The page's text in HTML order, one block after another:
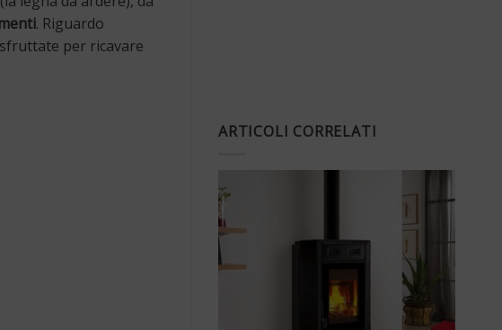
. Riguardo
per ricavare
ARTICOLI CORRELATI